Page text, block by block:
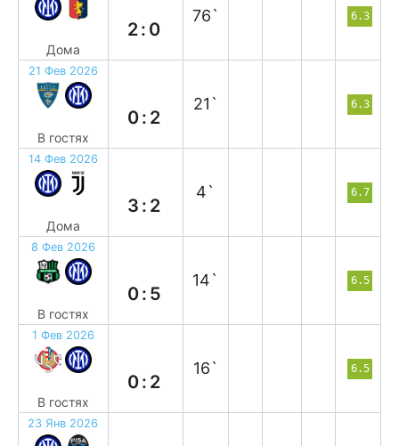
Дома
2:0
76` 6.3
21 Фев 2026
В гостях
0:2
21` 6.3
14 Фев 2026
Дома
3:2
4` 6.7
8 Фев 2026
В гостях
0:5
14` 6.5
1 Фев 2026
В гостях
0:2
16` 6.5
23 Янв 2026